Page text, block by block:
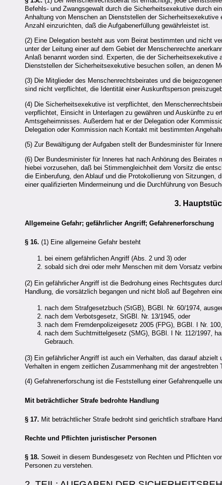
Befehls- und Zwangsgewalt durch die Sicherheitsexekutive durch
Anhaltung von Menschen an Dienststellen der
Anzahl einzurichten, daß die Aufgabenerfüllung gewährleistet ist.
(2) Eine Delegation besteht aus vom Beirat bestimmten und nicht
unter der Leitung einer auf dem Gebiet der Menschenrechte
Anlaß benannt worden sind. Experten, die der
Dienststellen der Sicherheitsexekutive besuchen sollen, an denen
(3) Die Mitglieder des Menschenrechtsbeirates und die
sind nicht verpflichtet, die Identität einer Auskunftsperson
(4) Die Sicherheitsexekutive ist verpflichtet, den
verpflichtet, Einsicht in Unterlagen zu gewähren und Auskünfte zu
Amtsgeheimnisses. Außerdem hat er der Delegation oder
Delegation oder Kommission nach Kontakt mit bestimmten
(5) Zur Bewältigung der Aufgaben stellt der Bundesminister für
(6) Der Bundesminister für Inneres hat nach Anhörung des
hiebei vorzusehen, daß bei Stimmengleichheit dem Vorsitz die
die Einberufung, den Ablauf und die Protokollierung von Sitzungen,
einer qualifizierten Mindermeinung und die Durchführung von
3.
Allgemeine Gefahr; gefährlicher Angriff; Gefahrenerforschung
§ 16. (1) Eine allgemeine Gefahr besteht
bei einem gefährlichen Angriff (Abs. 2 und 3) oder
sobald sich drei oder mehr Menschen mit dem Vorsatz
(2) Ein gefährlicher Angriff ist die Bedrohung eines Rechtsgutes
Handlung, die vorsätzlich begangen und nicht bloß auf Begehren
nach dem Strafgesetzbuch (StGB), BGBl. Nr. 60/1974,
nach dem Verbotsgesetz, StGBl. Nr. 13/1945, oder
nach dem Fremdenpolizeigesetz 2005 (FPG), BGBl. I Nr.
nach dem Suchtmittelgesetz (SMG), BGBl. I Nr. 112/1997,
Gebrauch.
(3) Ein gefährlicher Angriff ist auch ein Verhalten, das darauf
Verhalten in engem zeitlichen Zusammenhang mit der
(4) Gefahrenerforschung ist die Feststellung einer Gefahrenquelle
Mit beträchtlicher Strafe bedrohte Handlung
§ 17. Mit beträchtlicher Strafe bedroht sind gerichtlich strafbare
Rechte und Pflichten juristischer Personen
§ 18. Soweit in diesem Bundesgesetz von Rechten und Pflichten
Personen zu verstehen.